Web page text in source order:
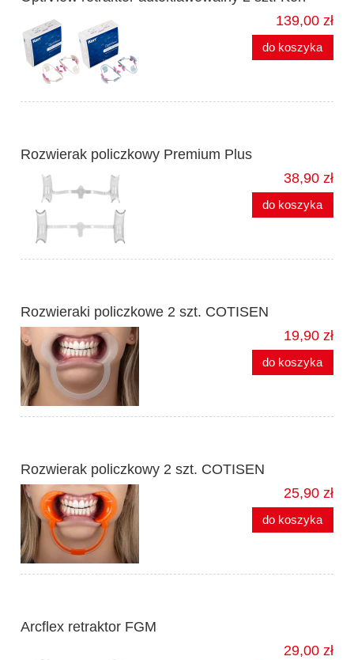
139,00 zł
do koszyka
Rozwierak policzkowy Premium Plus
38,90 zł
do koszyka
Rozwieraki policzkowe 2 szt. COTISEN
19,90 zł
do koszyka
Rozwierak policzkowy 2 szt. COTISEN
25,90 zł
do koszyka
Arcflex retraktor FGM
29,00 zł